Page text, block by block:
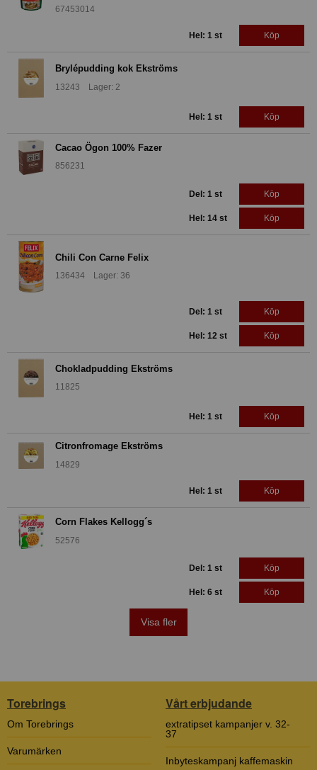
67453014
Hel: 1 st Köp
Brylépudding kok Ekströms
13243 Lager: 2
Hel: 1 st Köp
Cacao Ögon 100% Fazer
856231
Del: 1 st Köp
Hel: 14 st Köp
Chili Con Carne Felix
136434 Lager: 36
Del: 1 st Köp
Hel: 12 st Köp
Chokladpudding Ekströms
11825
Hel: 1 st Köp
Citronfromage Ekströms
14829
Hel: 1 st Köp
Corn Flakes Kellogg´s
52576
Del: 1 st Köp
Hel: 6 st Köp
Visa fler
Torebrings
Om Torebrings
Varumärken
Vårt erbjudande
extratipset kampanjer v. 32-
37
Inbyteskampanj kaffemaskin